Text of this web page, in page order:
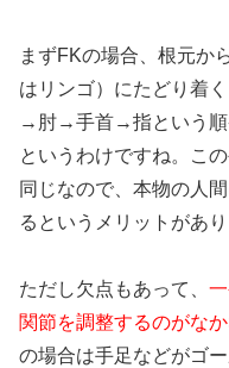
まずFKの場合、根元か
はリンゴ）にたどり着
→肘→手首→指という順
というわけですね。こ
同じなので、本物の人
るというメリットがあり
ただし欠点もあって、
関節を調整するのがな
の場合は手足などがゴ